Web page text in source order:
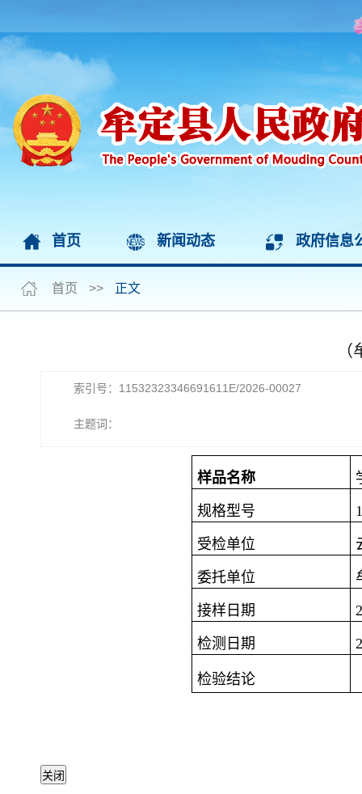
首页 新闻动态 政府信息
首页 >> 正文
索引号：11532323346691611E/2026-00027
主题词：
样品名称
规格型号
受检单位
委托单位
接样日期
检测日期
检验结论